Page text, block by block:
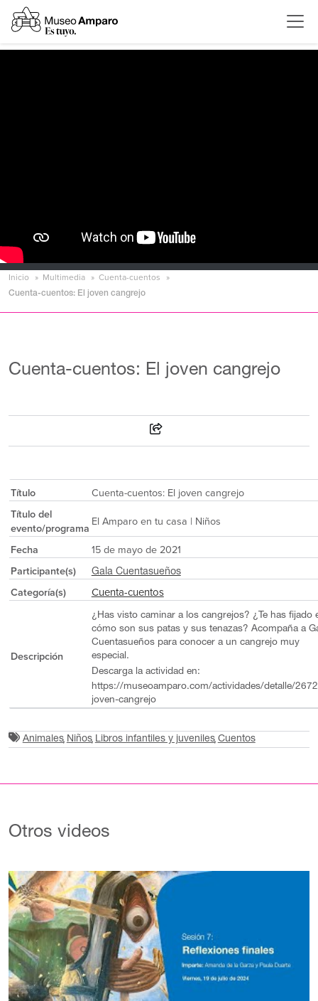
Inicio Multimedia Cuenta-cuentos
Cuenta-cuentos: El joven cangrejo
Cuenta-cuentos: El joven cangrejo
Título
Cuenta-cuentos: El joven cangrejo
Título del
evento/programa
El Amparo en tu casa | Niños
Fecha
15 de mayo de 2021
Participante(s)
Gala Cuentasueños
Categoría(s) Cuenta-cuentos
Descripción
¿Has visto caminar a los cangrejos? ¿Te has fijado
cómo son sus patas y sus tenazas? Acompaña a
Cuentasueños para conocer a un cangrejo muy
especial.
Descarga la actividad en:
https://museoamparo.com/actividades/detalle/
joven-cangrejo
Animales Niños Libros infantiles y juveniles Cuentos
Otros videos